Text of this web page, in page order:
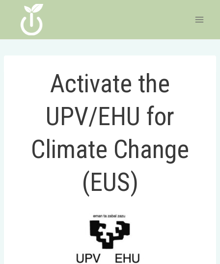
content
Activate the
UPV/EHU for
Climate Change
(EUS)